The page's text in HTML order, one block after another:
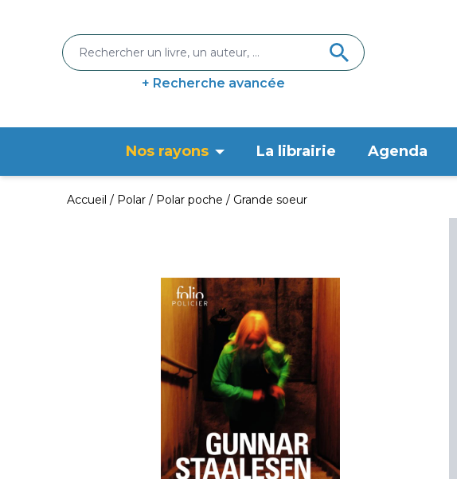
+ Recherche avancée
Nos rayons La librairie Agenda
Accueil Polar Polar poche Grande soeur